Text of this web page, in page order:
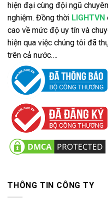
hiện đại cùng đội ngũ
nghiệm. Đồng thời LIGHTVN
cao về mức độ uy tín và
hiện qua việc chúng tôi đã
trên cả nước….
THÔNG TIN CÔNG TY